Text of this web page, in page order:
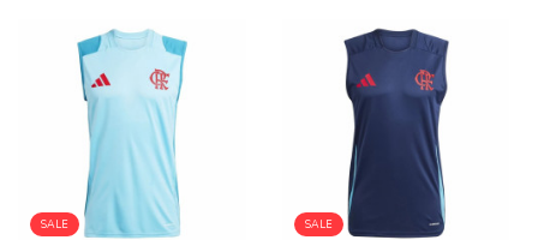
SALE SALE